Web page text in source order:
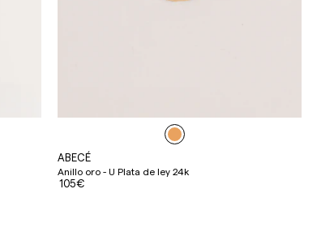
ABECÉ
Anillo oro - U Plata de ley 24k
105€